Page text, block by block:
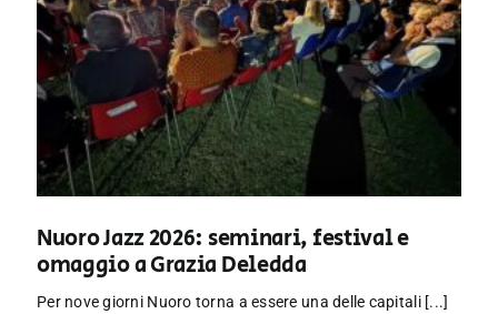
Nuoro Jazz 2026: seminari, festival e
omaggio a Grazia Deledda
Per nove giorni Nuoro torna a essere una delle capitali [...]